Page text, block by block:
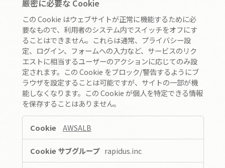
このサイトについて
個人情報保護方針
人権方針
腐敗防止方針
調達方針
パートナーシップ構築宣言
クッキーの利用について
厳密に必要な Cookie
この Cookie はウェブサイトが正常に機能するために必
要なもので、利用者のシステム内でスイッチをオフにす
ることはできません。これらは通常、プライバシー設
定、ログイン、フォームへの入力など、サービスのリク
エストに相当するユーザーのアクションに応じてのみ設
定されます。この Cookie をブロック/警告するようにブ
ラウザを設定することは可能ですが、サイトの一部が機
能しなくなります。この Cookie が個人を特定できる情報
を保存することはありません。
AWSALB
rapidus.inc